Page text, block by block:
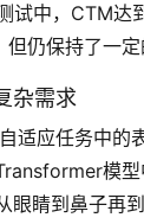
试中，CTM
仍保持了一定
杂需求
适应任务中的
模
眼睛到鼻子再